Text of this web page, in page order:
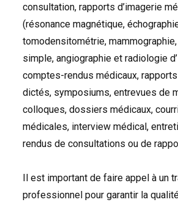
consultation, rapports d’imagerie
(résonance magnétique,
tomodensitométrie,
simple, angiographie et radiologie
comptes-rendus médicaux,
dictés, symposiums, entrevues de
colloques, dossiers médicaux,
médicales, interview médical,
rendus de consultations ou de
Il est important de faire appel à un
professionnel pour garantir la